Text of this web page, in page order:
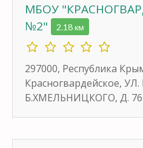
МБОУ
№2"
2.18 км
297000, Республика
Красногвардейское,
Б.ХМЕЛЬНИЦКОГО, Д. 76